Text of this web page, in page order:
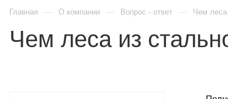
Главная О компании Вопрос - ответ Чем леса
Чем леса из